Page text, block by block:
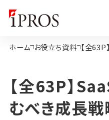
ホーム お役立ち資料 【全
【全63P】
むべき成長